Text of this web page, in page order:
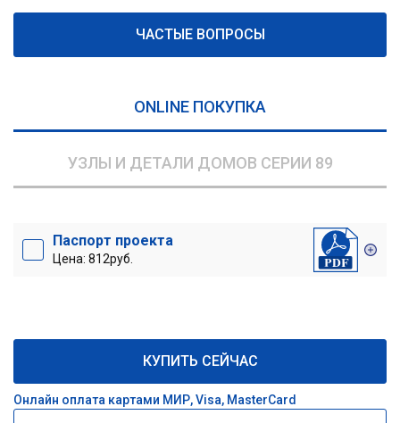
ЧАСТЫЕ ВОПРОСЫ
ONLINE ПОКУПКА
УЗЛЫ И ДЕТАЛИ ДОМОВ СЕРИИ 89
Паспорт проекта
Цена: 812руб.
КУПИТЬ СЕЙЧАС
Онлайн оплата картами МИР, Visa, MasterCard